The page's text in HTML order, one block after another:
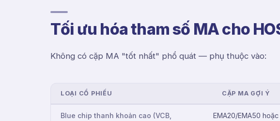
Tối ưu hóa tham số MA cho
Không có cặp MA "tốt nhất" phổ quát — phụ thuộc vào:
LOẠI CỔ PHIẾU CẶP MA GỢI Ý
Blue chip thanh khoản cao (VCB,
EMA20/EMA50 hoặc